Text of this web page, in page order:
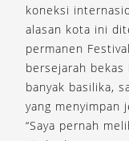
koneksi
alasan kota ini
permanen
bersejarah
banyak basilika,
yang menyimpan
“Saya pernah